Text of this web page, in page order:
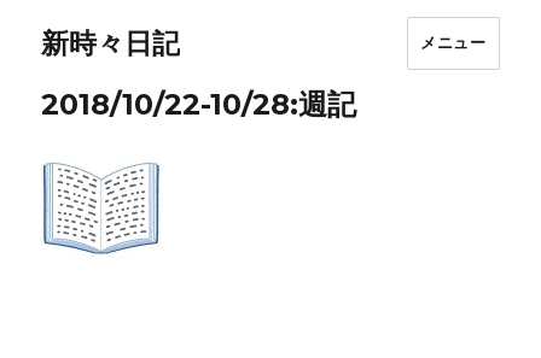
新時々日記 メニュー
2018/10/22-10/28:週記